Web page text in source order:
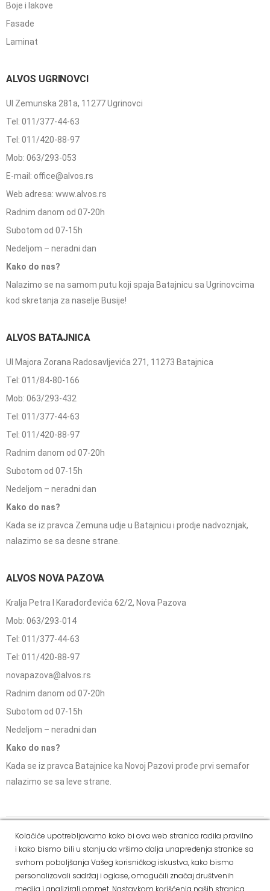
Boje i lakove
Fasade
Laminat
ALVOS UGRINOVCI
Ul Zemunska 281a, 11277 Ugrinovci
Tel: 011/377-44-63
Tel: 011/420-88-97
Mob: 063/293-053
E-mail: office@alvos.rs
Web adresa: www.alvos.rs
Radnim danom od 07-20h
Subotom od 07-15h
Nedeljom – neradni dan
Kako do nas?
Nalazimo se na samom putu koji spaja Batajnicu sa Ugrinovcima
kod skretanja za naselje Busije!
ALVOS BATAJNICA
Ul Majora Zorana Radosavljevića 271, 11273 Batajnica
Tel: 011/84-80-166
Mob: 063/293-432
Tel: 011/377-44-63
Tel: 011/420-88-97
Radnim danom od 07-20h
Subotom od 07-15h
Nedeljom – neradni dan
Kako do nas?
Kada se iz pravca Zemuna udje u Batajnicu i prodje nadvoznjak,
nalazimo se sa desne strane.
ALVOS NOVA PAZOVA
Kralja Petra I Karađorđevića 62/2, Nova Pazova
Mob: 063/293-014
Tel: 011/377-44-63
Tel: 011/420-88-97
novapazova@alvos.rs
Radnim danom od 07-20h
Subotom od 07-15h
Nedeljom – neradni dan
Kako do nas?
Kada se iz pravca Batajnice ka Novoj Pazovi prođe prvi semafor
nalazimo se sa leve strane.
Dostava i
način
plaćanja
Politika
privatnosti
Kako
kupiti
Reklamacije i pravo
na odustajanje
Social Media
Kolačiće upotrebljavamo kako bi ova web stranica radila pravilno
i kako bismo bili u stanju da vršimo dalja unapređenja stranice sa
svrhom poboljšanja Vašeg korisničkog iskustva, kako bismo
personalizovali sadržaj i oglase, omogućili značaj društvenih
medija i analizirali promet. Nastavkom korišćenja naših stranica